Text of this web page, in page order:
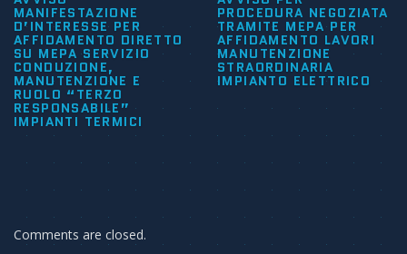
MANIFESTAZIONE
D’INTERESSE PER
AFFIDAMENTO DIRETTO
SU MEPA SERVIZIO
CONDUZIONE,
MANUTENZIONE E
RUOLO “TERZO
RESPONSABILE”
IMPIANTI TERMICI
PROCEDURA NEGOZIATA
TRAMITE MEPA PER
AFFIDAMENTO LAVORI
MANUTENZIONE
STRAORDINARIA
IMPIANTO ELETTRICO
Comments are closed.